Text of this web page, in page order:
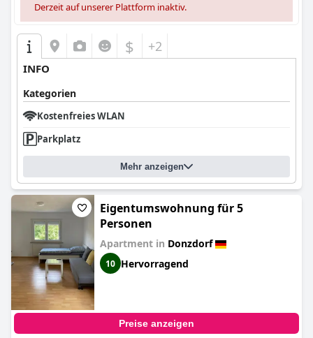
Derzeit auf unserer Plattform inaktiv.
$ +2
INFO
Kategorien
Kostenfreies WLAN
Parkplatz
Mehr anzeigen
Eigentumswohnung für 5
Personen
Apartment in Donzdorf
10 Hervorragend
Preise anzeigen